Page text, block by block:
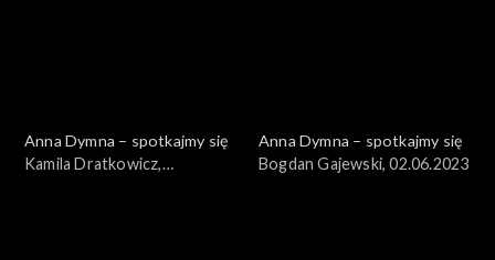
Anna Dymna – spotkajmy się
Kamila Dratkowicz,
Anna Dymna – spotkajmy się
Bogdan Gajewski, 02.06.2023